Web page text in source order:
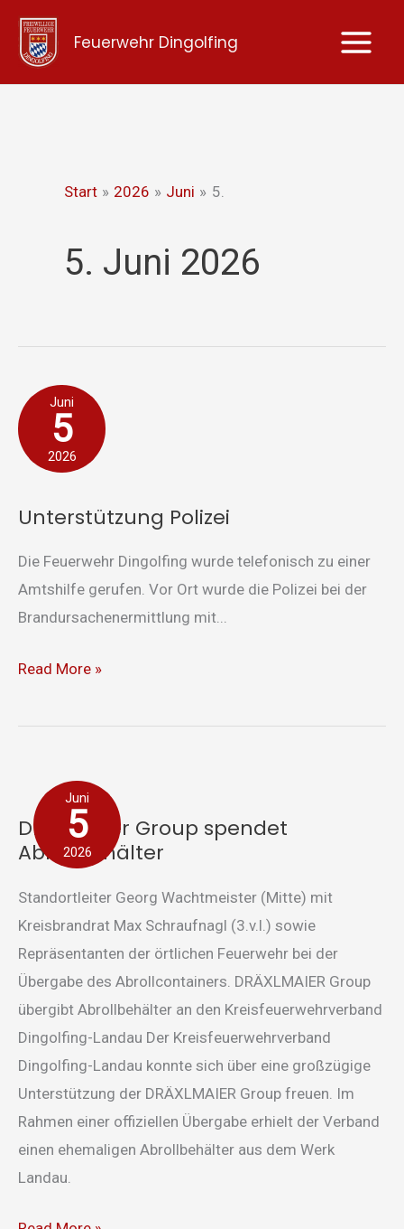
Zum
Inhalt
springen
Feuerwehr Dingolfing
Start 2026 Juni 5.
5. Juni 2026
Juni
5
2026
Unterstützung Polizei
Die Feuerwehr Dingolfing wurde telefonisch zu einer
Amtshilfe gerufen. Vor Ort wurde die Polizei bei der
Brandursachenermittlung mit...
Unterstützung
Polizei
Read More »
Juni
5
2026
Dräxlmaier Group spendet
Abrollbehälter
Standortleiter Georg Wachtmeister (Mitte) mit
Kreisbrandrat Max Schraufnagl (3.v.l.) sowie
Repräsentanten der örtlichen Feuerwehr bei der
Übergabe des Abrollcontainers. DRÄXLMAIER Group
übergibt Abrollbehälter an den Kreisfeuerwehrverband
Dingolfing-Landau Der Kreisfeuerwehrverband
Dingolfing-Landau konnte sich über eine großzügige
Unterstützung der DRÄXLMAIER Group freuen. Im
Rahmen einer offiziellen Übergabe erhielt der Verband
einen ehemaligen Abrollbehälter aus dem Werk
Landau.
Dräxlmaier
Group
spendet
Abrollbehälter